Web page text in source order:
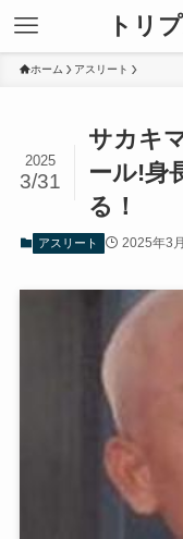
トリ
ホーム アスリート
サカキ
ール!身
る！
2025
3/31
アスリート 2025年3